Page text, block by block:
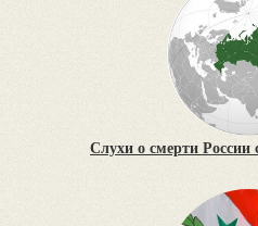
Слухи о смерти России